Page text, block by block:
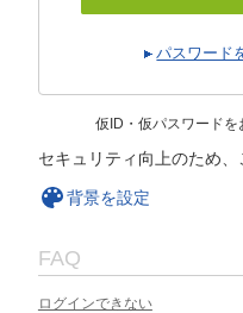
パスワード
仮ID・仮パスワードを
セキュリティ向上のため、
背景を設定
FAQ
ログインできない